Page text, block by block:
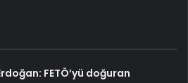
FETÖ’yü doğuran